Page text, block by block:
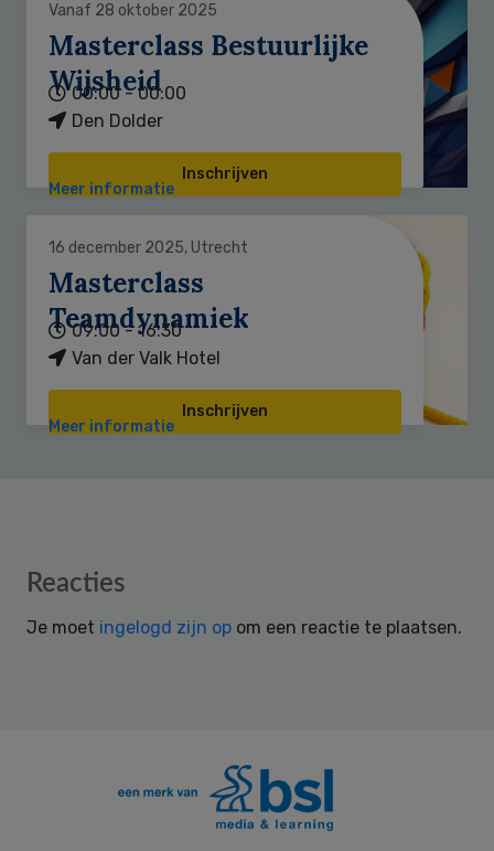
Vanaf 28 oktober 2025
Masterclass Bestuurlijke
Wijsheid
00:00 - 00:00
Den Dolder
Inschrijven
Meer informatie
16 december 2025, Utrecht
Masterclass
Teamdynamiek
09:00 - 16:30
Van der Valk Hotel
Inschrijven
Meer informatie
Reader
Reacties
Je moet ingelogd zijn op om een reactie te plaatsen.